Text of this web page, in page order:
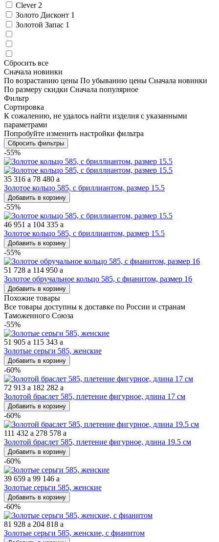
Clever 2
Золото Дисконт 1
Золотой Запас 1
Сбросить все
Сначала новинки
По возрастанию цены По убыванию цены Сначала новинки
По размеру скидки Сначала популярное
Фильтр
Сортировка
К сожалению, не удалось найти изделия с указанными
параметрами
Попробуйте изменить настройки фильтра
Сбросить фильтры
-55%
35 316 a 78 480 a
Золотое кольцо 585, с бриллиантом, размер 15.5
Добавить в корзину
-55%
46 951 a 104 335 a
Золотое кольцо 585, с бриллиантом, размер 15.5
Добавить в корзину
-55%
51 728 a 114 950 a
Золотое обручальное кольцо 585, с фианитом, размер 16
Добавить в корзину
Похожие товары
Все товары доступны к доставке по России и странам
Таможенного Союза
-55%
51 905 a 115 343 a
Золотые серьги 585, женские
Добавить в корзину
-60%
72 913 a 182 282 a
Золотой браслет 585, плетение фигурное, длина 17 см
Добавить в корзину
-60%
111 432 a 278 578 a
Золотой браслет 585, плетение фигурное, длина 19.5 см
Добавить в корзину
-60%
39 659 a 99 146 a
Золотые серьги 585, женские
Добавить в корзину
-60%
81 928 a 204 818 a
Золотые серьги 585, женские, с фианитом